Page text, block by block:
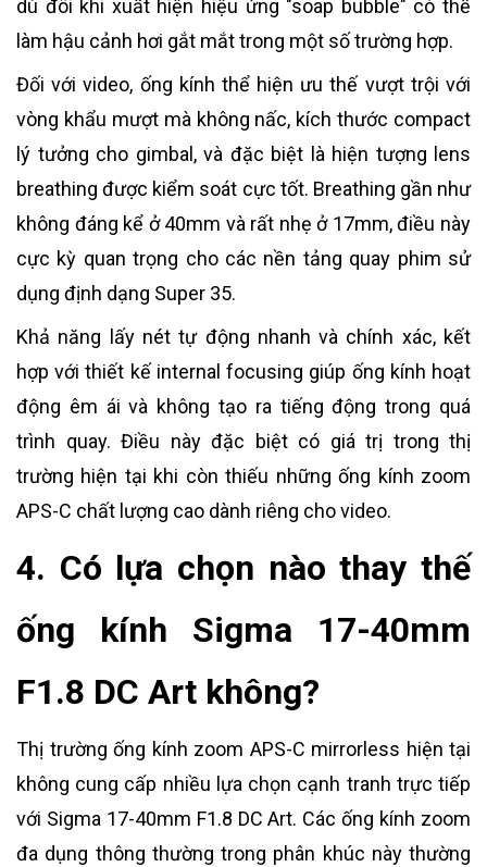
dù đôi khi xuất hiện hiệu ứng "soap bubble" có thể
làm hậu cảnh hơi gắt mắt trong một số trường hợp.
Đối với video, ống kính thể hiện ưu thế vượt trội với
vòng khẩu mượt mà không nấc, kích thước compact
lý tưởng cho gimbal, và đặc biệt là hiện tượng lens
breathing được kiểm soát cực tốt. Breathing gần như
không đáng kể ở 40mm và rất nhẹ ở 17mm, điều này
cực kỳ quan trọng cho các nền tảng quay phim sử
dụng định dạng Super 35.
Khả năng lấy nét tự động nhanh và chính xác, kết
hợp với thiết kế internal focusing giúp ống kính hoạt
động êm ái và không tạo ra tiếng động trong quá
trình quay. Điều này đặc biệt có giá trị trong thị
trường hiện tại khi còn thiếu những ống kính zoom
APS-C chất lượng cao dành riêng cho video.
4. Có lựa chọn nào thay thế
ống kính Sigma 17-40mm
F1.8 DC Art không?
Thị trường ống kính zoom APS-C mirrorless hiện tại
không cung cấp nhiều lựa chọn cạnh tranh trực tiếp
với Sigma 17-40mm F1.8 DC Art. Các ống kính zoom
đa dụng thông thường trong phân khúc này thường